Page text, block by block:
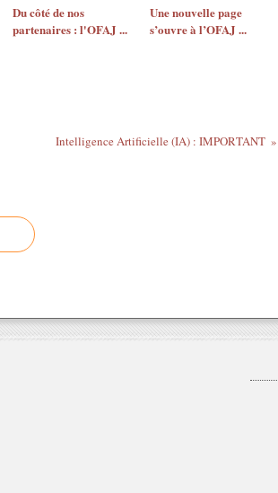
Du côté de nos
partenaires : l'OFAJ ...
Une nouvelle page
s’ouvre à l’OFAJ ...
Intelligence Artificielle (IA) : IMPORTANT